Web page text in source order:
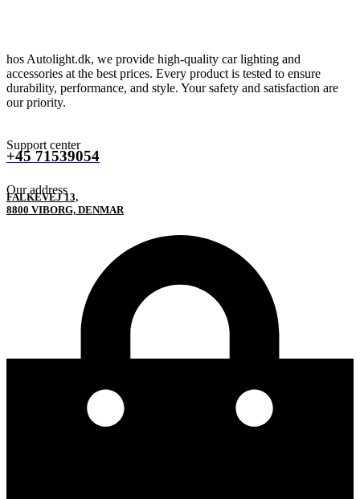
hos Autolight.dk, we provide high-quality car lighting and
accessories at the best prices. Every product is tested to ensure
durability, performance, and style. Your safety and satisfaction are
our priority.
Support center
+45 71539054
Our address
FALKEVEJ 13,
8800 VIBORG, DENMAR